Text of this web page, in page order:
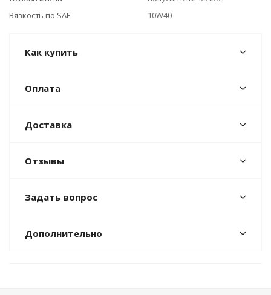
Вязкость по SAE
10W40
Как купить
Оплата
Доставка
Отзывы
Задать вопрос
Дополнительно